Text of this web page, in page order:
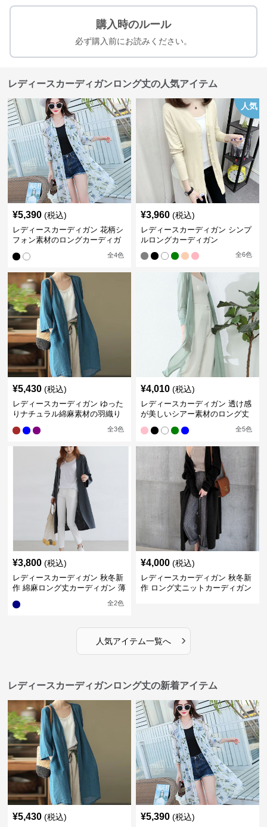
購入時のルール
必ず購入前にお読みください。
レディースカーディガンロング丈の人気アイテム
¥5,390 (税込)
レディースカーディガン 花柄シ
フォン素材のロングカーディガ
全4色
人気
¥3,960 (税込)
レディースカーディガン シンプ
ルロングカーディガン
全6色
¥5,430 (税込)
レディースカーディガン ゆった
りナチュラル綿麻素材の羽織り
全3色
¥4,010 (税込)
レディースカーディガン 透け感
が美しいシアー素材のロング丈
全5色
¥3,800 (税込)
レディースカーディガン 秋冬新
作 綿麻ロング丈カーディガン 薄
全2色
¥4,000 (税込)
レディースカーディガン 秋冬新
作 ロング丈ニットカーディガン
人気アイテム一覧へ ›
レディースカーディガンロング丈の新着アイテム
¥5,430 (税込) ¥5,390 (税込)